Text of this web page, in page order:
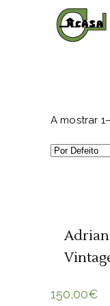
A mostrar
150,00€